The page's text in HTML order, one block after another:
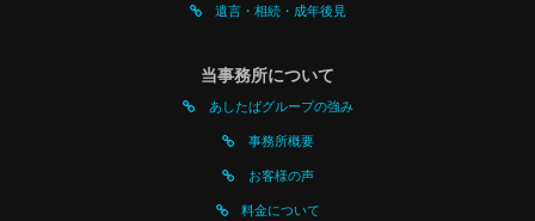
遺言・相続・成年後見
当事務所について
あしたばグループの強み
事務所概要
お客様の声
料金について